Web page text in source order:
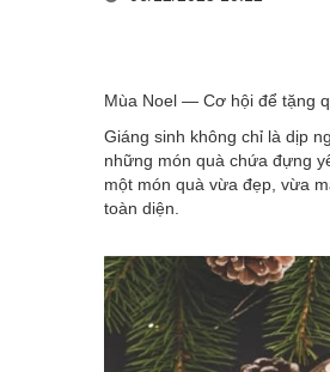
Mùa Noel — Cơ hội để tặng
Giáng sinh không chỉ là dịp
những món quà chứa đựng
một món quà vừa đẹp, vừa
toàn diện.